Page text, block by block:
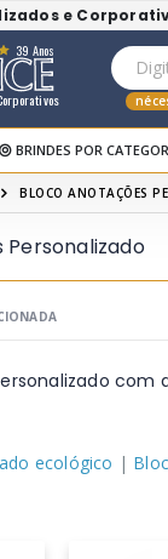
e
39 Anos
BRINDES POR
BLOCO ANOTAÇÕES
Personalizado
ecológico |